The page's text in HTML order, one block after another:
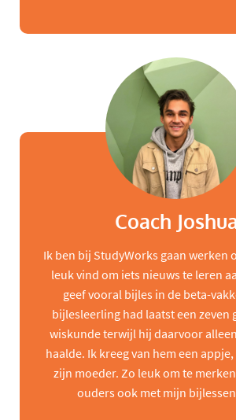
Coach
Ik ben bij StudyWorks gaan werken
leuk vind om iets nieuws te leren
geef vooral bijles in de beta-
bijlesleerling had laatst een zeven
wiskunde terwijl hij daarvoor
haalde. Ik kreeg van hem een
zijn moeder. Zo leuk om te
ouders ook met mijn